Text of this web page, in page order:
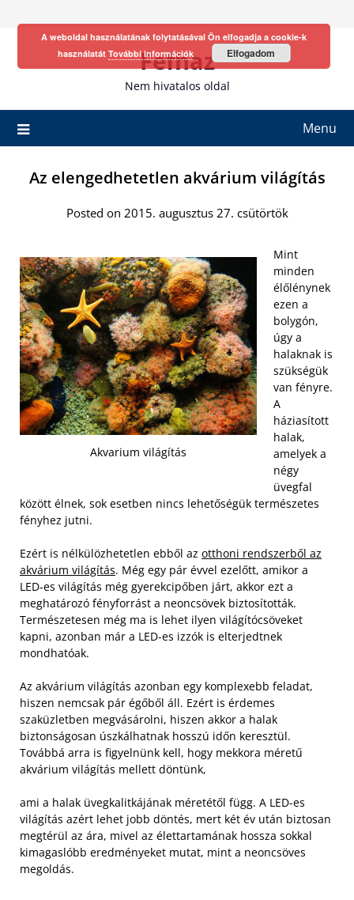
Fefhaz
Nem hivatalos oldal
Menu
Az elengedhetetlen akvárium világítás
Posted on 2015. augusztus 27. csütörtök
Akvarium világítás
Mint
minden
élőlénynek
ezen a
bolygón,
úgy a
halaknak is
szükségük
van fényre.
A
háziasított
halak,
amelyek a
négy
üvegfal
között élnek, sok esetben nincs lehetőségük természetes
fényhez jutni.
Ezért is nélkülözhetetlen ebből az otthoni rendszerből az
akvárium világítás. Még egy pár évvel ezelőtt, amikor a
LED-es világítás még gyerekcipőben járt, akkor ezt a
meghatározó fényforrást a neoncsövek biztosították.
Természetesen még ma is lehet ilyen világítócsöveket
kapni, azonban már a LED-es izzók is elterjedtnek
mondhatóak.
Az akvárium világítás azonban egy komplexebb feladat,
hiszen nemcsak pár égőből áll. Ezért is érdemes
szaküzletben megvásárolni, hiszen akkor a halak
biztonságosan úszkálhatnak hosszú időn keresztül.
Továbbá arra is figyelnünk kell, hogy mekkora méretű
akvárium világítás mellett döntünk,
ami a halak üvegkalitkájának méretétől függ. A LED-es
világítás azért lehet jobb döntés, mert két év után biztosan
megtérül az ára, mivel az élettartamának hossza sokkal
kimagaslóbb eredményeket mutat, mint a neoncsöves
megoldás.
A weboldal használatának folytatásával Ön elfogadja a cookie-k
használatát További információk Elfogadom